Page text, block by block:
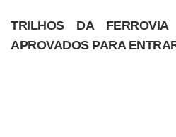
TRILHOS DA FERROVIA
APROVADOS PARA